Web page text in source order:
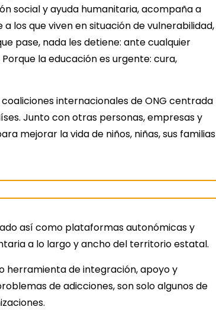
social y ayuda humanitaria, acompaña a
los que viven en situación de vulnerabilidad,
pase, nada les detiene: ante cualquier
la educación es urgente: cura,
internacionales de ONG centrada
Junto con otras personas, empresas y
mejorar la vida de niños, niñas, sus familias
así como plataformas autonómicas y
a lo largo y ancho del territorio estatal.
herramienta de integración, apoyo y
de adicciones, son solo algunos de